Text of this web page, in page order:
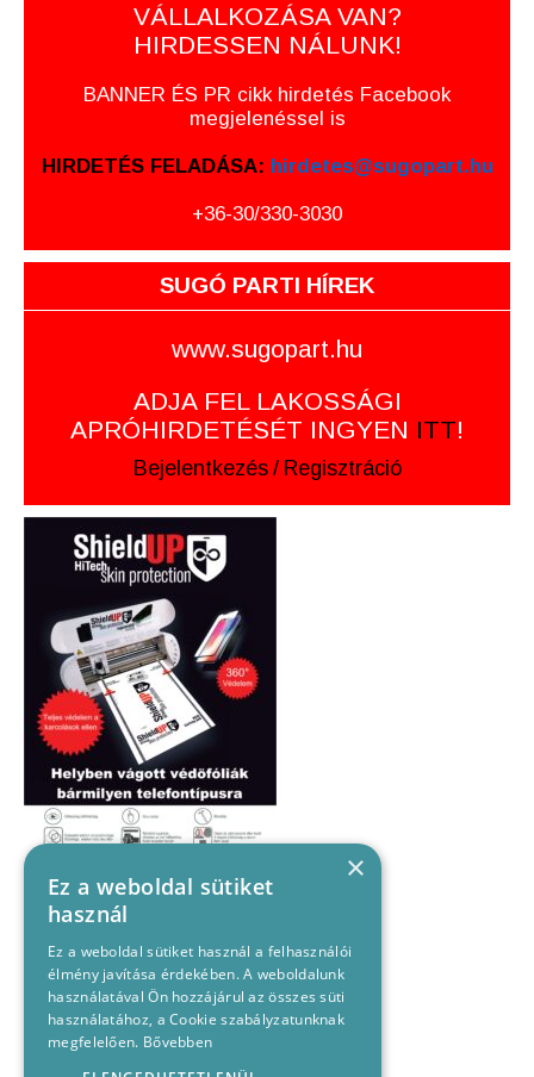
VÁLLALKOZÁSA VAN?
HIRDESSEN NÁLUNK!
BANNER ÉS PR cikk hirdetés Facebook
megjelenéssel is
HIRDETÉS FELADÁSA: hirdetes@sugopart.hu
+36-30/330-3030
SUGÓ PARTI HÍREK
www.sugopart.hu
ADJA FEL LAKOSSÁGI
APRÓHIRDETÉSÉT INGYEN ITT!
Bejelentkezés / Regisztráció
×
Ez a weboldal sütiket
használ
Ez a weboldal sütiket használ a felhasználói
élmény javítása érdekében. A weboldalunk
használatával Ön hozzájárul az összes süti
használatához, a Cookie szabályzatunknak
megfelelően. Bővebben